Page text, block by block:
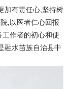
加有责任心,坚持树
,以医者仁心回报
作者的初心和使
融水苗族自治县中